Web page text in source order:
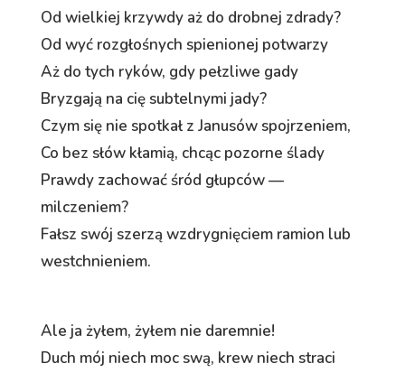
Od wielkiej krzywdy aż do drobnej zdrady?
Od wyć rozgłośnych spienionej potwarzy
Aż do tych ryków, gdy pełzliwe gady
Bryzgają na cię subtelnymi jady?
Czym się nie spotkał z Janusów spojrzeniem,
Co bez słów kłamią, chcąc pozorne ślady
Prawdy zachować śród głupców —
milczeniem?
Fałsz swój szerzą wzdrygnięciem ramion lub
westchnieniem.
Ale ja żyłem, żyłem nie daremnie!
Duch mój niech moc swą, krew niech straci